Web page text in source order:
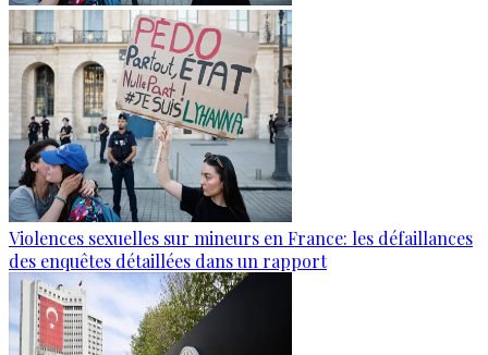
Violences sexuelles sur mineurs en France: les défaillances
des enquêtes détaillées dans un rapport